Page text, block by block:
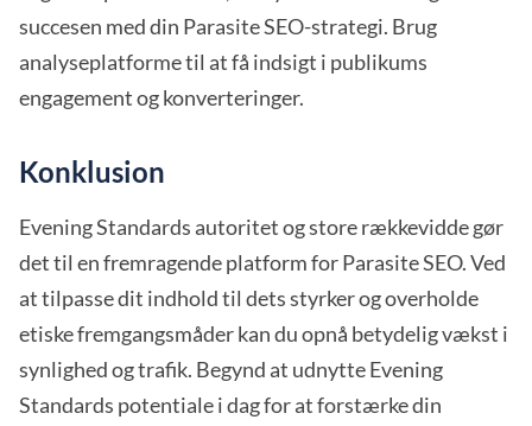
succesen med din Parasite SEO-strategi. Brug
analyseplatforme til at få indsigt i publikums
engagement og konverteringer.
Konklusion
Evening Standards autoritet og store rækkevidde gør
det til en fremragende platform for Parasite SEO. Ved
at tilpasse dit indhold til dets styrker og overholde
etiske fremgangsmåder kan du opnå betydelig vækst i
synlighed og trafik. Begynd at udnytte Evening
Standards potentiale i dag for at forstærke din